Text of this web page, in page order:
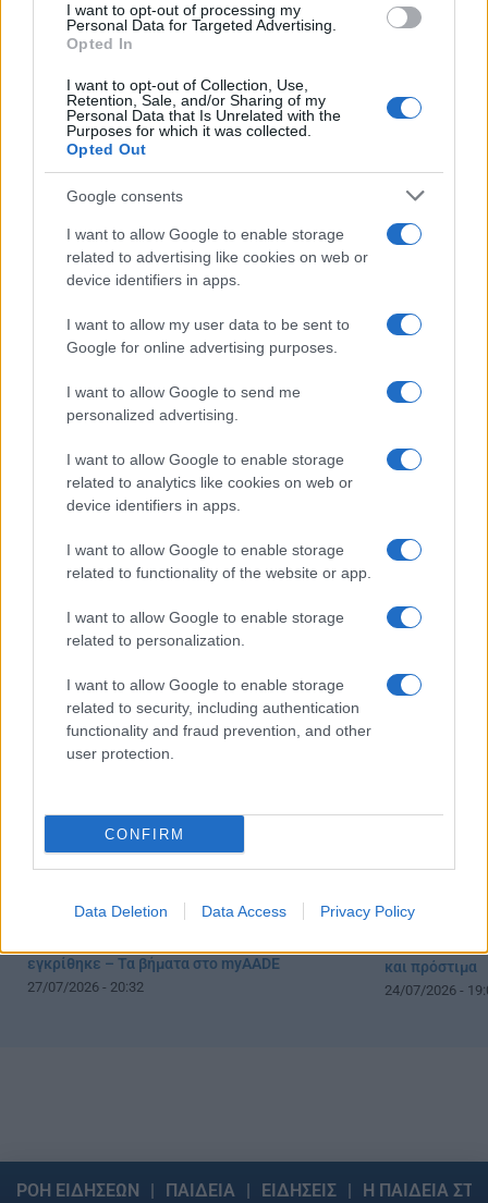
I want to opt-out of processing my
Personal Data for Targeted Advertising.
Opted In
I want to opt-out of Collection, Use,
Retention, Sale, and/or Sharing of my
Personal Data that Is Unrelated with the
Purposes for which it was collected.
Opted Out
Google consents
I want to allow Google to enable storage
related to advertising like cookies on web or
device identifiers in apps.
I want to allow my user data to be sent to
Google for online advertising purposes.
I want to allow Google to send me
personalized advertising.
I want to allow Google to enable storage
related to analytics like cookies on web or
device identifiers in apps.
I want to allow Google to enable storage
related to functionality of the website or app.
I want to allow Google to enable storage
related to personalization.
I want to allow Google to enable storage
related to security, including authentication
functionality and fraud prevention, and other
user protection.
CONFIRM
Data Deletion Data Access Privacy Policy
Το «άγνωστο» επίδομα σε συνταξιούχους –
Τι πρέπει να ξέρετε
05/08/2026 - 09:06
ΑΑΔΕ: Ποιοί
«Βροχή» τα πρόστιμα σε επιχειρήσεις για
καταστήματα σε τουριστικές περιοχές
30/07/2026 - 20:39
30/07/2026 -
εγκρίθηκε – Τα βήματα στο myAADE
27/07/2026 - 20:32
Φορολογικές
και πρόστιμα
24/07/2026 -
ΡΟΗ ΕΙΔΗΣΕΩΝ ΠΑΙΔΕΙΑ ΕΙΔΗΣΕΙΣ Η ΠΑΙΔΕΙΑ